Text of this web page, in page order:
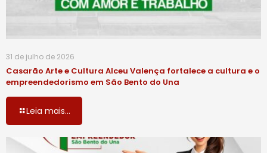
31 de julho de 2026
Casarão Arte e Cultura Alceu Valença fortalece a cultura e o
empreendedorismo em São Bento do Una
Leia mais...